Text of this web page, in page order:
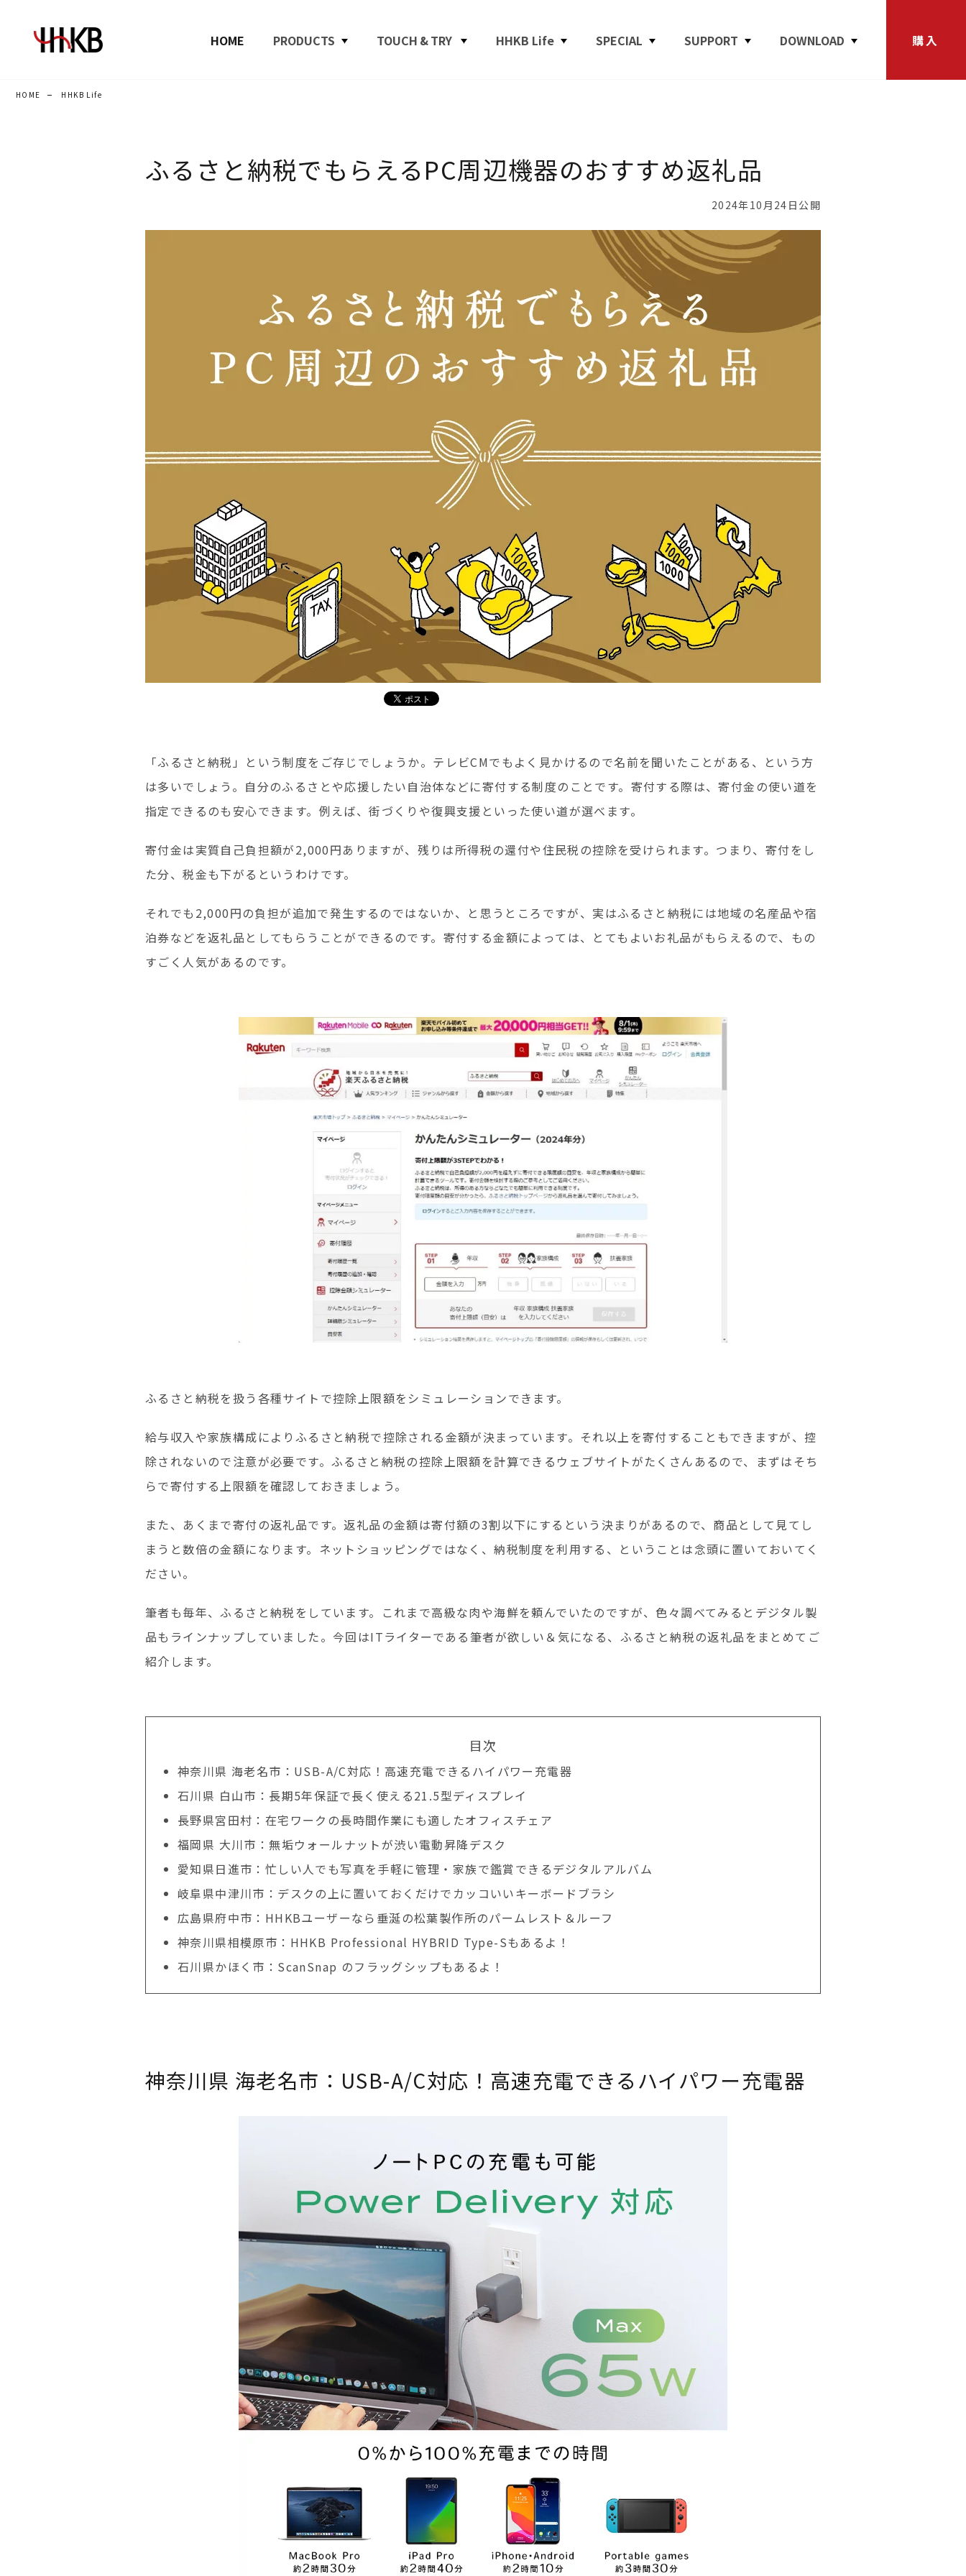
HOME PRODUCTS TOUCH & TRY HHKB Life SPECIAL SUPPORT DOWNLOAD 購入
HOME HHKB Life
ふるさと納税でもらえるPC周辺機器のおすすめ返礼品
2024年10月24日公開
「ふるさと納税」という制度をご存じでしょうか。テレビCMでもよく見かけるので名前を聞いたことがある、という方
は多いでしょう。自分のふるさとや応援したい自治体などに寄付する制度のことです。寄付する際は、寄付金の使い道を
指定できるのも安心できます。例えば、街づくりや復興支援といった使い道が選べます。
寄付金は実質自己負担額が2,000円ありますが、残りは所得税の還付や住民税の控除を受けられます。つまり、寄付をし
た分、税金も下がるというわけです。
それでも2,000円の負担が追加で発生するのではないか、と思うところですが、実はふるさと納税には地域の名産品や宿
泊券などを返礼品としてもらうことができるのです。寄付する金額によっては、とてもよいお礼品がもらえるので、もの
すごく人気があるのです。
ふるさと納税を扱う各種サイトで控除上限額をシミュレーションできます。
給与収入や家族構成によりふるさと納税で控除される金額が決まっています。それ以上を寄付することもできますが、控
除されないので注意が必要です。ふるさと納税の控除上限額を計算できるウェブサイトがたくさんあるので、まずはそち
らで寄付する上限額を確認しておきましょう。
また、あくまで寄付の返礼品です。返礼品の金額は寄付額の3割以下にするという決まりがあるので、商品として見てし
まうと数倍の金額になります。ネットショッピングではなく、納税制度を利用する、ということは念頭に置いておいてく
ださい。
筆者も毎年、ふるさと納税をしています。これまで高級な肉や海鮮を頼んでいたのですが、色々調べてみるとデジタル製
品もラインナップしていました。今回はITライターである筆者が欲しい＆気になる、ふるさと納税の返礼品をまとめてご
紹介します。
目次
神奈川県 海老名市：USB-A/C対応！高速充電できるハイパワー充電器
石川県 白山市：長期5年保証で長く使える21.5型ディスプレイ
長野県宮田村：在宅ワークの長時間作業にも適したオフィスチェア
福岡県 大川市：無垢ウォールナットが渋い電動昇降デスク
愛知県日進市：忙しい人でも写真を手軽に管理・家族で鑑賞できるデジタルアルバム
岐阜県中津川市：デスクの上に置いておくだけでカッコいいキーボードブラシ
広島県府中市：HHKBユーザーなら垂涎の松葉製作所のパームレスト＆ルーフ
神奈川県相模原市：HHKB Professional HYBRID Type-Sもあるよ！
石川県かほく市：ScanSnap のフラッグシップもあるよ！
神奈川県 海老名市：USB-A/C対応！高速充電できるハイパワー充電器